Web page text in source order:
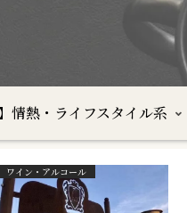
情熱・ライフスタイル系
ワイン・アルコール